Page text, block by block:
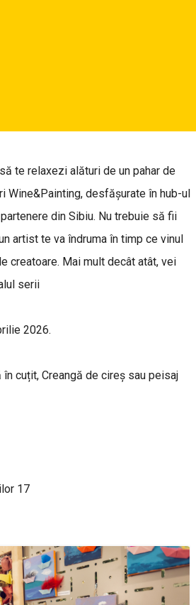
te relaxezi alături de un pahar de
Wine&Painting, desfășurate în hub-ul
din Sibiu. Nu trebuie să fii
artist te va îndruma în timp ce vinul
creatoare. Mai mult decât atât, vei
serii
2026.
cuțit, Creangă de cireș sau peisaj
17